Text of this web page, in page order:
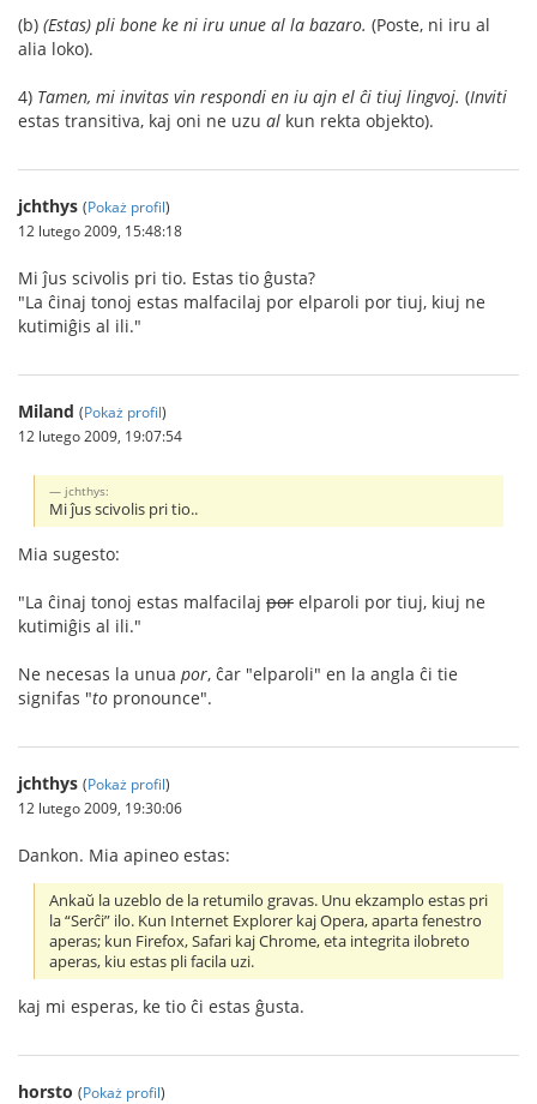
(b) (Estas) pli bone ke ni iru unue al la bazaro. (Poste, ni iru al
alia loko).
4) Tamen, mi invitas vin respondi en iu ajn el ĉi tiuj lingvoj. (Inviti
estas transitiva, kaj oni ne uzu al kun rekta objekto).
jchthys (Pokaż profil)
12 lutego 2009, 15:48:18
Mi ĵus scivolis pri tio. Estas tio ĝusta?
"La ĉinaj tonoj estas malfacilaj por elparoli por tiuj, kiuj ne
kutimiĝis al ili."
Miland (Pokaż profil)
12 lutego 2009, 19:07:54
jchthys:
Mi ĵus scivolis pri tio..
Mia sugesto:
"La ĉinaj tonoj estas malfacilaj por elparoli por tiuj, kiuj ne
kutimiĝis al ili."
Ne necesas la unua por, ĉar "elparoli" en la angla ĉi tie
signifas "to pronounce".
jchthys (Pokaż profil)
12 lutego 2009, 19:30:06
Dankon. Mia apineo estas:
Ankaŭ la uzeblo de la retumilo gravas. Unu ekzamplo estas pri
la “Serĉi” ilo. Kun Internet Explorer kaj Opera, aparta fenestro
aperas; kun Firefox, Safari kaj Chrome, eta integrita ilobreto
aperas, kiu estas pli facila uzi.
kaj mi esperas, ke tio ĉi estas ĝusta.
horsto (Pokaż profil)